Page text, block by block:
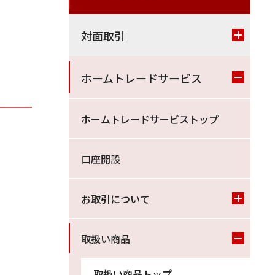
対面取引
ホームトレードサービス
ホームトレードサービストップ
口座開設
お取引について
取扱い商品